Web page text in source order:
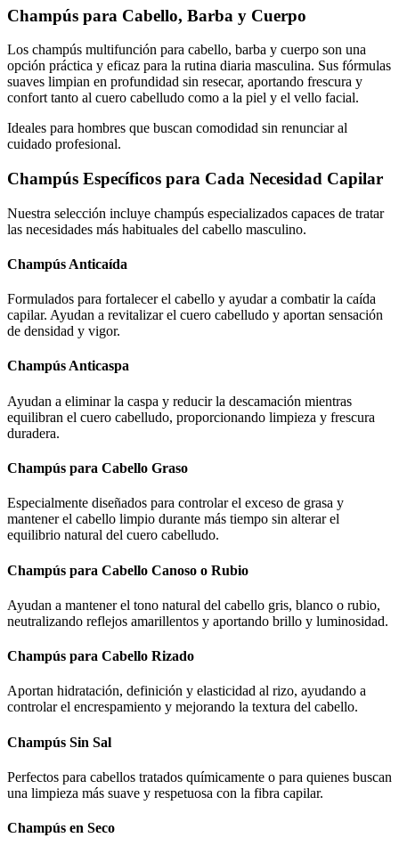
Champús para Cabello, Barba y Cuerpo
Los champús multifunción para cabello, barba y cuerpo son una
opción práctica y eficaz para la rutina diaria masculina. Sus fórmulas
suaves limpian en profundidad sin resecar, aportando frescura y
confort tanto al cuero cabelludo como a la piel y el vello facial.
Ideales para hombres que buscan comodidad sin renunciar al
cuidado profesional.
Champús Específicos para Cada Necesidad Capilar
Nuestra selección incluye champús especializados capaces de tratar
las necesidades más habituales del cabello masculino.
Champús Anticaída
Formulados para fortalecer el cabello y ayudar a combatir la caída
capilar. Ayudan a revitalizar el cuero cabelludo y aportan sensación
de densidad y vigor.
Champús Anticaspa
Ayudan a eliminar la caspa y reducir la descamación mientras
equilibran el cuero cabelludo, proporcionando limpieza y frescura
duradera.
Champús para Cabello Graso
Especialmente diseñados para controlar el exceso de grasa y
mantener el cabello limpio durante más tiempo sin alterar el
equilibrio natural del cuero cabelludo.
Champús para Cabello Canoso o Rubio
Ayudan a mantener el tono natural del cabello gris, blanco o rubio,
neutralizando reflejos amarillentos y aportando brillo y luminosidad.
Champús para Cabello Rizado
Aportan hidratación, definición y elasticidad al rizo, ayudando a
controlar el encrespamiento y mejorando la textura del cabello.
Champús Sin Sal
Perfectos para cabellos tratados químicamente o para quienes buscan
una limpieza más suave y respetuosa con la fibra capilar.
Champús en Seco